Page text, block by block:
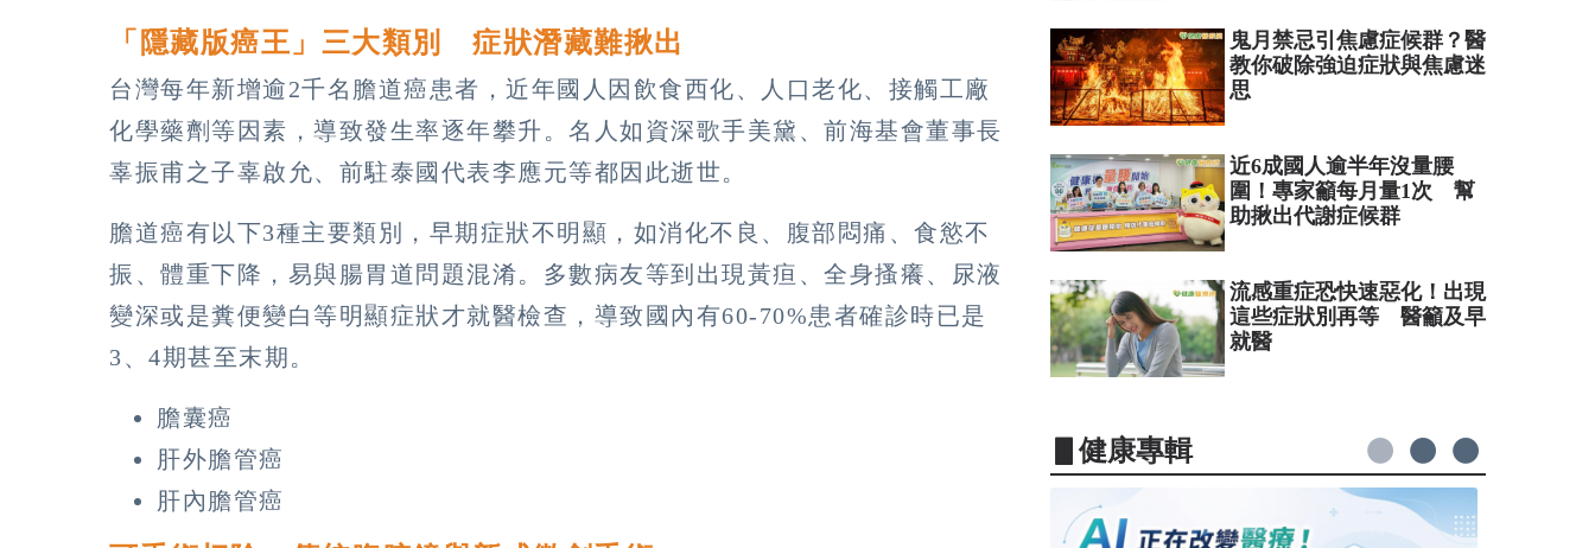
「隱藏版癌王」三大類別 症狀潛藏難揪出
台灣每年新增逾2千名膽道癌患者，近年國人因飲食西化、人口老化、接觸工廠
化學藥劑等因素，導致發生率逐年攀升。名人如資深歌手美黛、前海基會董事長
辜振甫之子辜啟允、前駐泰國代表李應元等都因此逝世。
膽道癌有以下3種主要類別，早期症狀不明顯，如消化不良、腹部悶痛、食慾不
振、體重下降，易與腸胃道問題混淆。多數病友等到出現黃疸、全身搔癢、尿液
變深或是糞便變白等明顯症狀才就醫檢查，導致國內有60-70%患者確診時已是
3、4期甚至末期。
膽囊癌
肝外膽管癌
肝內膽管癌
鬼月禁忌引焦慮症候群？醫
教你破除強迫症狀與焦慮迷
思
近6成國人逾半年沒量腰
圍！專家籲每月量1次 幫
助揪出代謝症候群
流感重症恐快速惡化！出現
這些症狀別再等 醫籲及早
就醫
▋健康專輯